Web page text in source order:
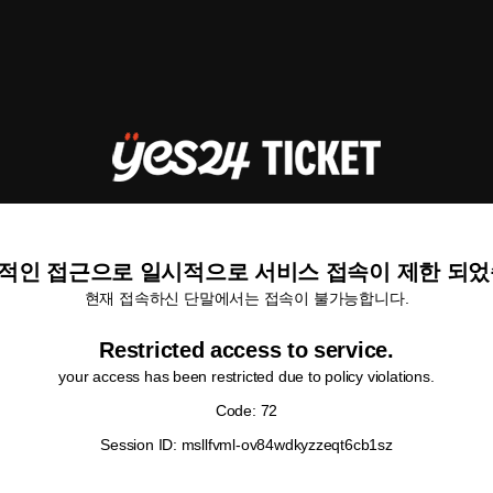
인 접근으로 일시적으로 서비스 접속이 제한 되
현재 접속하신 단말에서는 접속이 불가능합니다.
Restricted access to service.
your access has been restricted due to policy violations.
Code: 72
Session ID: msllfvml-ov84wdkyzzeqt6cb1sz